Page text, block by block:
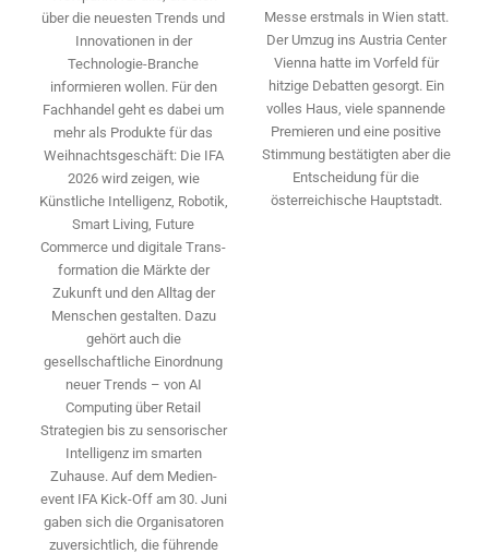
über die neuesten Trends und
Innovationen in der
Technologie-­Branche
informieren wollen. Für den
Fachhandel geht es dabei um
mehr als Produkte für das
Weihnachtsgeschäft: Die IFA
2026 wird ­zeigen, wie
Künstliche Intelligenz, Robotik,
Smart Living, Future
Commerce und digitale Trans­
formation die Märkte der
Zukunft und den Alltag der
Menschen gestalten. Dazu
gehört auch die
gesellschaftliche Einordnung
neuer Trends – von AI
Computing über Retail
Strategien bis zu sensorischer
Intelligenz im smarten
Zuhause. Auf dem Medien­
event IFA Kick-Off am 30. Juni
gaben sich die Organisatoren
zuversichtlich, die führende
Messe erstmals in Wien statt.
Der Umzug ins Austria Center
Vienna hatte im Vorfeld für
hitzige Debatten gesorgt. Ein
volles Haus, viele spannende
Premieren und eine positive
Stimmung bestätigten aber die
Entscheidung für die
österreichische Hauptstadt.